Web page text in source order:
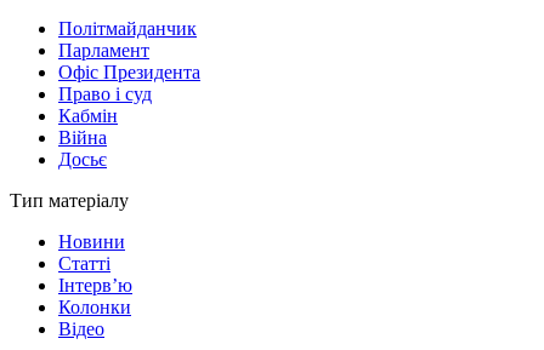
Політмайданчик
Парламент
Офіс Президента
Право і суд
Кабмін
Війна
Досьє
Тип матеріалу
Новини
Статті
Інтерв’ю
Колонки
Відео